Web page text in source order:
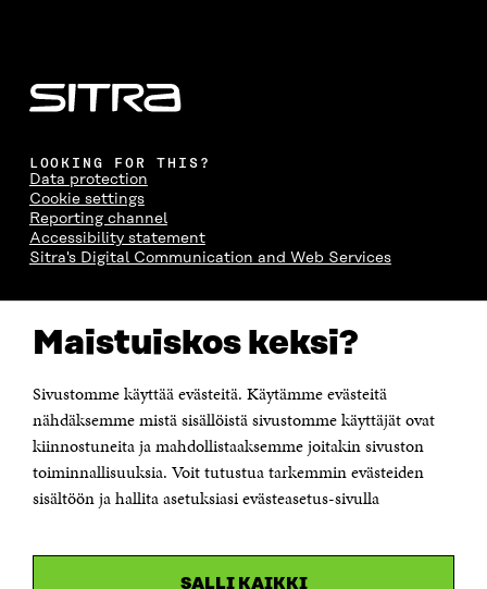
Maistuiskos keksi?
Sivustomme käyttää evästeitä. Käytämme evästeitä
nähdäksemme mistä sisällöistä sivustomme käyttäjät ovat
kiinnostuneita ja mahdollistaaksemme joitakin sivuston
toiminnallisuuksia. Voit tutustua tarkemmin evästeiden
sisältöön ja hallita asetuksiasi evästeasetus-sivulla
SALLI KAIKKI
LOOKING FOR THIS?
Data protection
Cookie settings
Reporting channel
Accessibility statement
Sitra's Digital Communication and Web Services
The Finnish Innovation Fund Sitra
Itämerenkatu 11-13, PO Box 160,
Telephone +358 294 618 991
Telefax +358 9 645 072
Email firstname.lastname@sitra.fi sitra@sitra.fi
How to get to Sitra?
Business ID 0202132-3